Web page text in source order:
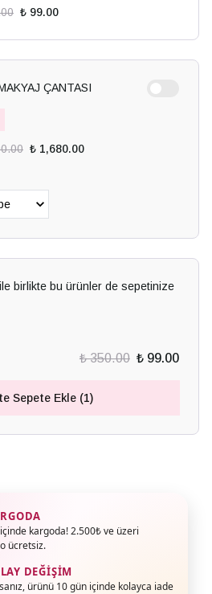
₺ 99.00
ÇANTASI
₺ 1,680.00
birlikte bu ürünler de sepetinize
₺ 350.00 ₺ 99.00
Sepete Ekle (1)
kargoda! 2.500₺ ve üzeri
ücretsiz.
DEĞIŞIM
ürünü 10 gün içinde kolayca iade